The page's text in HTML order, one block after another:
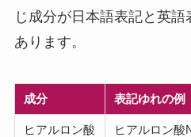
じ成分が日本語表記と英
あります。
成分 表記ゆれの例
ヒアルロン酸 ヒアルロン酸